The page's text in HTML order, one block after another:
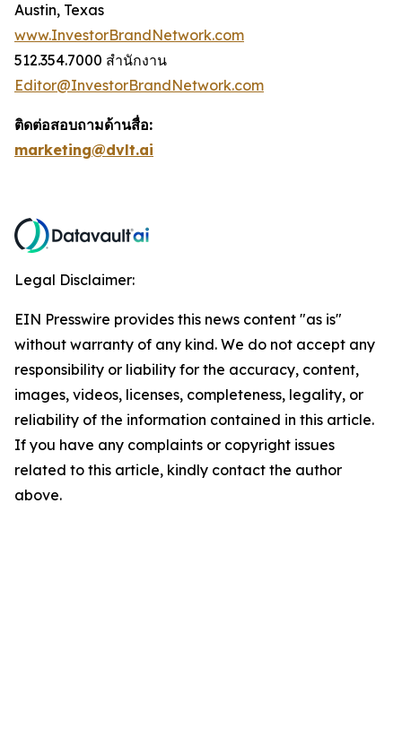
Austin, Texas
www.InvestorBrandNetwork.com
512.354.7000 สำนักงาน
Editor@InvestorBrandNetwork.com
ติดต่อสอบถามด้านสื่อ:
marketing@dvlt.ai
Legal Disclaimer:
EIN Presswire provides this news content "as is"
without warranty of any kind. We do not accept any
responsibility or liability for the accuracy, content,
images, videos, licenses, completeness, legality, or
reliability of the information contained in this article.
If you have any complaints or copyright issues
related to this article, kindly contact the author
above.